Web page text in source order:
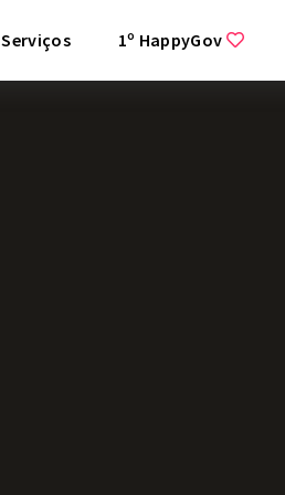
Serviços 1º HappyGov